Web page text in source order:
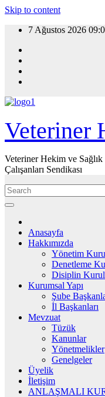
Skip to content
7 Ağustos 2026
Veteriner
Veteriner Hekim ve
Çalışanları Sendikası
Anasayfa
Hakkımızda
Yönetim
Denetleme
Disiplin
Kurumsal Yapı
Şube
İl Başkanları
Mevzuat
Tüzük
Kanunlar
Yönetmelikler
Genelgeler
Üyelik
İletişim
ANLAŞMALI